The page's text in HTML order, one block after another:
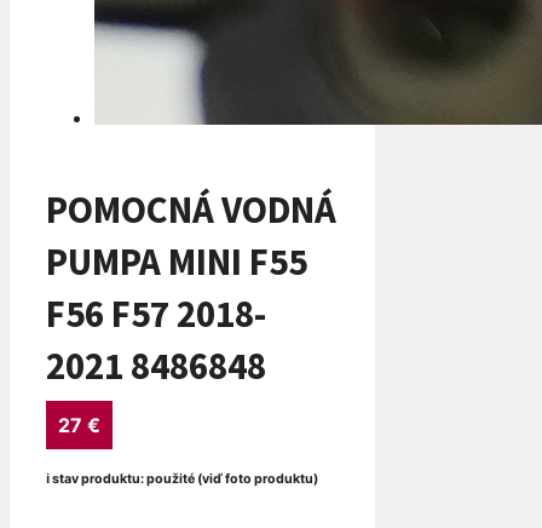
POMOCNÁ VODNÁ
PUMPA MINI F55
F56 F57 2018-
2021 8486848
27 €
ℹ stav produktu: použité (viď foto produktu)